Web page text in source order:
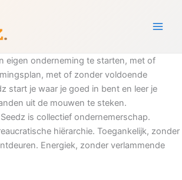
eigen onderneming te starten, met of
met of zonder voldoende
start je waar je goed in bent en leer je
uit de mouwen te steken.
is collectief ondernemerschap.
hiërarchie. Toegankelijk, zonder
Energiek, zonder verlammende